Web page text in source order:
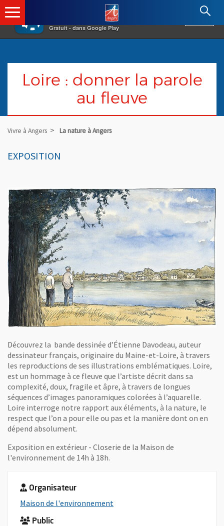
×
Gratuit - dans Google Play
Angers.fr : Retour à l'accueil
Loire : donner la parole
au fleuve
Vivre à Angers La nature à Angers
EXPOSITION
Découvrez la bande dessinée d’Étienne Davodeau, auteur
dessinateur français, originaire du Maine-et-Loire, à travers
les reproductions de ses illustrations emblématiques. Loire,
est un hommage à ce fleuve que l’artiste décrit dans sa
complexité, doux, fragile et âpre, à travers de longues
séquences d’images panoramiques colorées à l’aquarelle.
Loire interroge notre rapport aux éléments, à la nature, le
respect que l’on a pour elle ou pas et la manière dont on en
dépend absolument.
Exposition en extérieur - Closerie de la Maison de
l'environnement de 14h à 18h.
Organisateur
Maison de l'environnement
Public